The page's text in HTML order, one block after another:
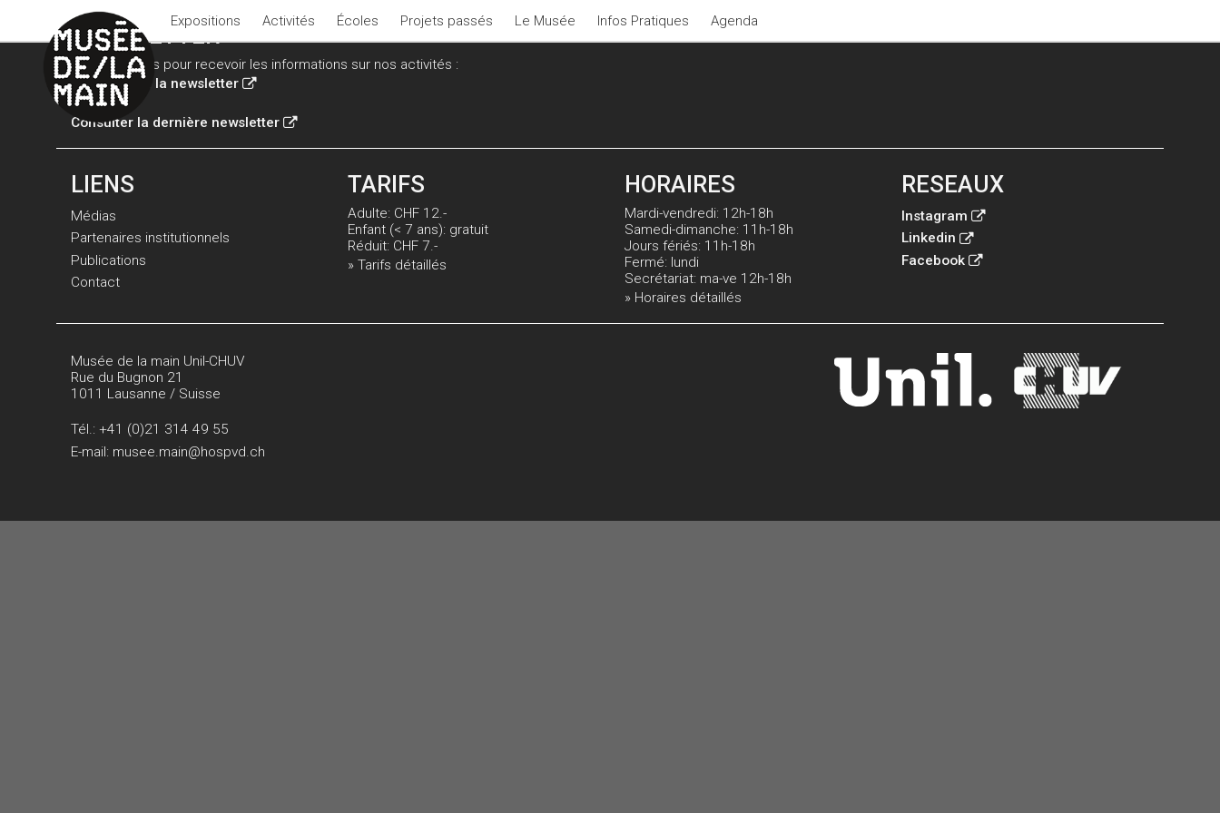
Expositions Activités Écoles Projets passés Le Musée Infos Pratiques Agenda
NEWSLETTER
Inscrivez-vous pour recevoir les informations sur nos activités :
Inscription à la newsletter
Consulter la dernière newsletter
LIENS
Médias
Partenaires institutionnels
Publications
Contact
TARIFS
Adulte: CHF 12.-
Enfant (< 7 ans): gratuit
Réduit: CHF 7.-
» Tarifs détaillés
HORAIRES
Mardi-vendredi: 12h-18h
Samedi-dimanche: 11h-18h
Jours fériés: 11h-18h
Fermé: lundi
Secrétariat: ma-ve 12h-18h
» Horaires détaillés
RESEAUX
Instagram
Linkedin
Facebook
Musée de la main Unil-CHUV
Rue du Bugnon 21
1011 Lausanne / Suisse
Tél.: +41 (0)21 314 49 55
E-mail: musee.main@hospvd.ch